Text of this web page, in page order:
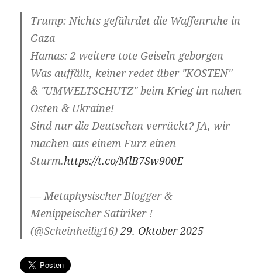
Trump: Nichts gefährdet die Waffenruhe in
Gaza
Hamas: 2 weitere tote Geiseln geborgen
Was auffällt, keiner redet über "KOSTEN"
& "UMWELTSCHUTZ" beim Krieg im nahen
Osten & Ukraine!
Sind nur die Deutschen verrückt? JA, wir
machen aus einem Furz einen
Sturm.https://t.co/MlB7Sw900E
— Metaphysischer Blogger &
Menippeischer Satiriker !
(@Scheinheilig16)29. Oktober 2025